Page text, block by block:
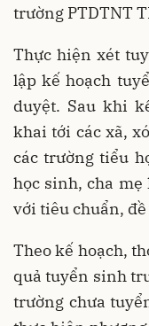
trường PTDTNT
Thực hiện xét
lập kế hoạch
duyệt. Sau khi
khai tới các xã,
các trường tiểu
học sinh, cha
với tiêu chuẩn,
Theo kế hoạch,
quả tuyển sinh
trường chưa